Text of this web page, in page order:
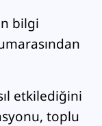
bilgi
etkilediğini
toplu